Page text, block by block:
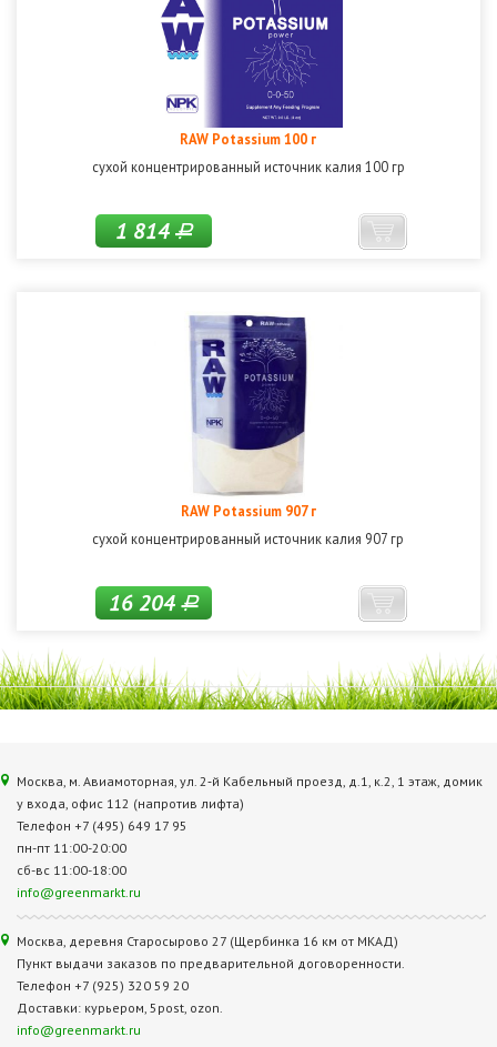
RAW Potassium 100 г
сухой концентрированный источник калия 100 гр
1 814Р
RAW Potassium 907 г
сухой концентрированный источник калия 907 гр
16 204Р
Москва, м. Авиамоторная, ул. 2‑й Кабельный проезд, д.1, к.2, 1 этаж, домик
у входа, офис 112 (напротив лифта)
Телефон +7 (495) 649 17 95
пн-пт 11:00-20:00
сб-вс 11:00-18:00
info@greenmarkt.ru
Москва, деревня Старосырово 27 (Щербинка 16 км от МКАД)
Пункт выдачи заказов по предварительной договоренности.
Телефон +7 (925) 320 59 20
Доставки: курьером, 5post, ozon.
info@greenmarkt.ru